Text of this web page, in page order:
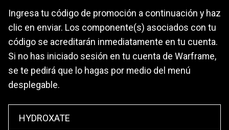
Ingresa tu código de promoción a continuación y haz
clic en enviar. Los componente(s) asociados con tu
código se acreditarán inmediatamente en tu cuenta.
Si no has iniciado sesión en tu cuenta de Warframe,
se te pedirá que lo hagas por medio del menú
desplegable.